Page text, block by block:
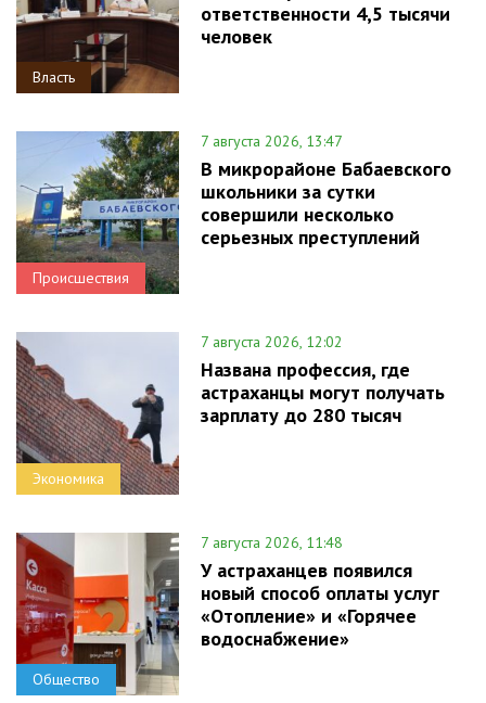
Власть
ответственности 4,5 тысячи
человек
Происшествия
7 августа 2026, 13:47
В микрорайоне Бабаевского
школьники за сутки
совершили несколько
серьезных преступлений
Экономика
7 августа 2026, 12:02
Названа профессия, где
астраханцы могут получать
зарплату до 280 тысяч
Общество
7 августа 2026, 11:48
У астраханцев появился
новый способ оплаты услуг
«Отопление» и «Горячее
водоснабжение»